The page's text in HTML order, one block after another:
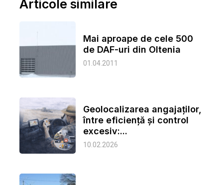
Articole similare
Mai aproape de cele 500
de DAF-uri din Oltenia
01.04.2011
Geolocalizarea angajaților,
între eficiență și control
excesiv:...
10.02.2026